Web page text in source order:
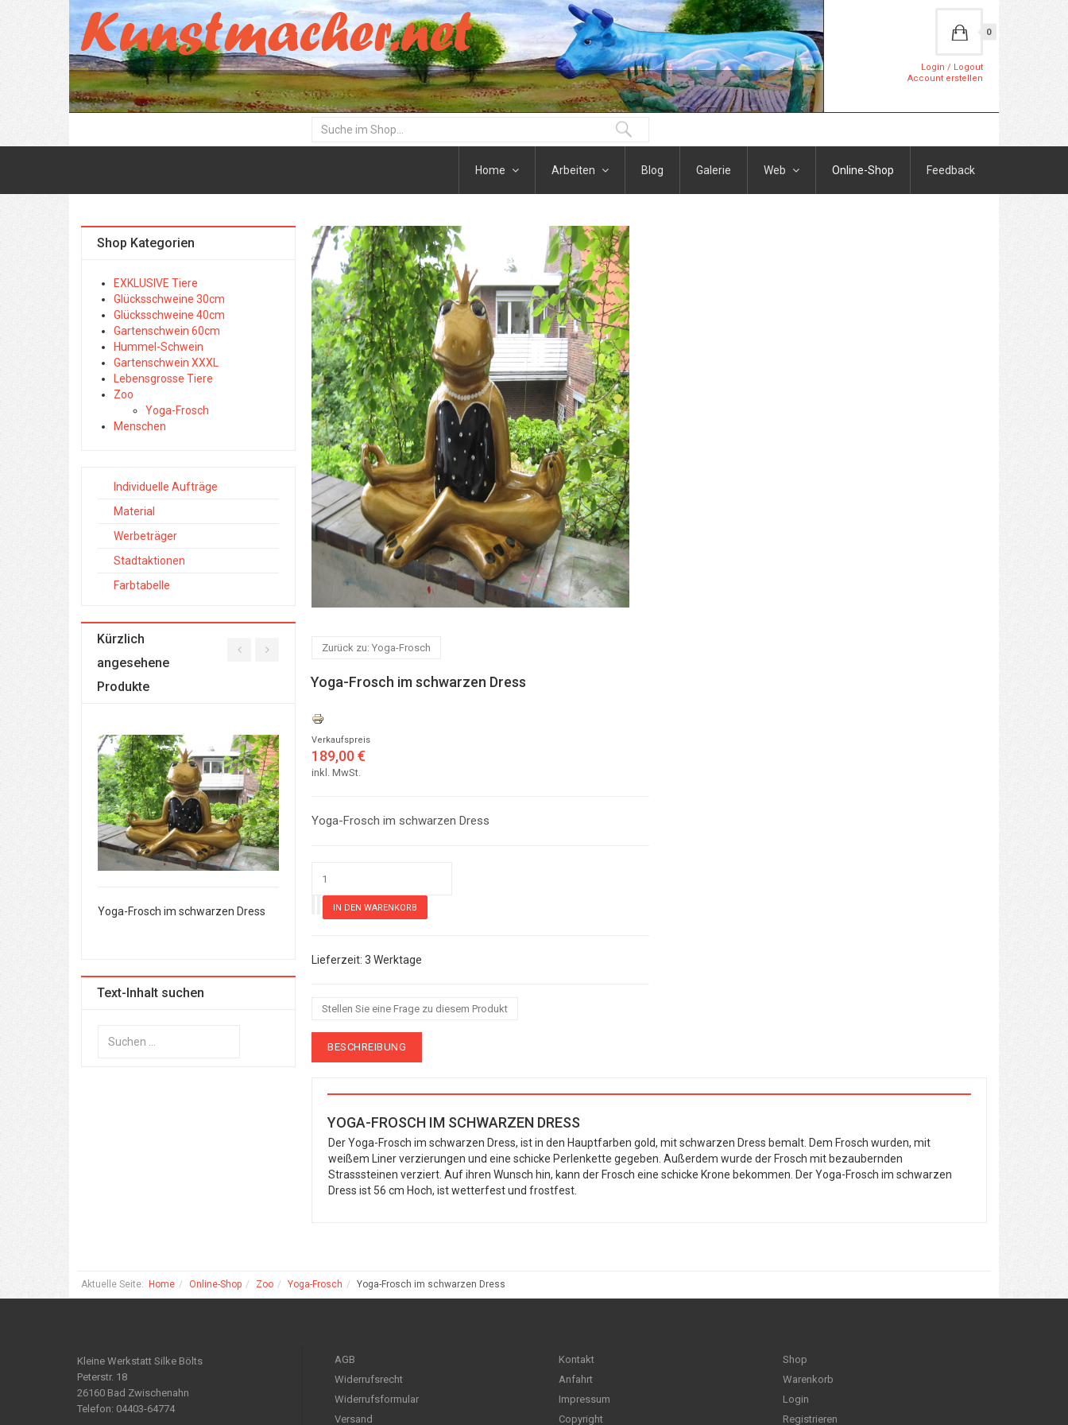
0
Login / Logout
Account erstellen
Home Arbeiten Blog Galerie Web Online-Shop Feedback
Zurück zu: Yoga-Frosch
Yoga-Frosch im schwarzen Dress
Verkaufspreis
189,00 €
inkl. MwSt.
Yoga-Frosch im schwarzen Dress
3 Werktage
Stellen Sie eine Frage zu diesem Produkt
BESCHREIBUNG
YOGA-FROSCH IM SCHWARZEN DRESS
Der Yoga-Frosch im schwarzen Dress, ist in den Hauptfarben gold, mit schwarzen Dress bemalt. Dem Frosch wurden, mit
weißem Liner verzierungen und eine schicke Perlenkette gegeben. Außerdem wurde der Frosch mit bezaubernden
Strasssteinen verziert. Auf ihren Wunsch hin, kann der Frosch eine schicke Krone bekommen. Der Yoga-Frosch im schwarzen
Dress ist 56 cm Hoch, ist wetterfest und frostfest.
Shop Kategorien
EXKLUSIVE Tiere
Glücksschweine 30cm
Glücksschweine 40cm
Gartenschwein 60cm
Hummel-Schwein
Gartenschwein XXXL
Lebensgrosse Tiere
Zoo
Yoga-Frosch
Menschen
Individuelle Aufträge
Material
Werbeträger
Stadtaktionen
Farbtabelle
Kürzlich
angesehene
Produkte
Yoga-Frosch im schwarzen Dress Yoga-Frosch im schwarzen Dress
Text-Inhalt suchen
Aktuelle Seite: Home Online-Shop Zoo Yoga-Frosch Yoga-Frosch im schwarzen Dress
Kleine Werkstatt Silke Bölts
Peterstr. 18
26160 Bad Zwischenahn
Telefon: 04403-64774
AGB
Widerrufsrecht
Widerrufsformular
Versand
Kontakt
Anfahrt
Impressum
Copyright
Shop
Warenkorb
Login
Registrieren